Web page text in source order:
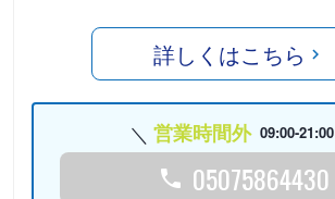
詳しくはこちら
営業時間外 09:00-21:00
05075864430